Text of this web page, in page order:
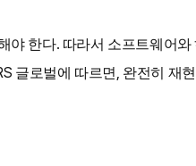
야 한다. 따라서 소프트웨어와
글로벌에 따르면 , 완전히 재